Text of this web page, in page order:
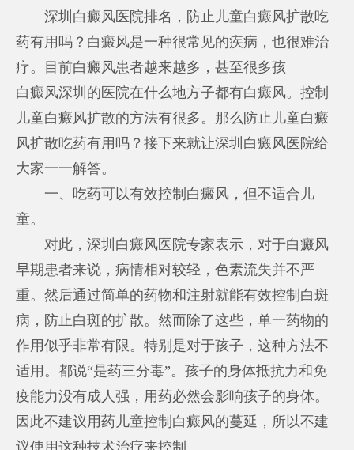
深圳白癜风医院排名，防止儿童白癜风扩散吃
药有用吗？白癜风是一种很常见的疾病，也很难治
疗。目前白癜风患者越来越多，甚至很多孩
白癜风深圳的医院在什么地方子都有白癜风。控制
儿童白癜风扩散的方法有很多。那么防止儿童白癜
风扩散吃药有用吗？接下来就让深圳白癜风医院给
大家一一解答。
一、吃药可以有效控制白癜风，但不适合儿
童。
对此，深圳白癜风医院专家表示，对于白癜风
早期患者来说，病情相对较轻，色素流失并不严
重。然后通过简单的药物和注射就能有效控制白斑
病，防止白斑的扩散。然而除了这些，单一药物的
作用似乎非常有限。特别是对于孩子，这种方法不
适用。都说“是药三分毒”。孩子的身体抵抗力和免
疫能力没有成人强，用药必然会影响孩子的身体。
因此不建议用药儿童控制白癜风的蔓延，所以不建
议使用这种技术治疗来控制。